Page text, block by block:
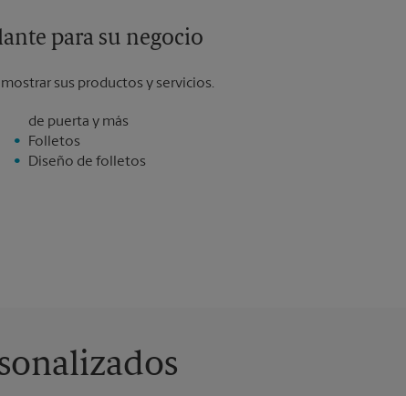
para su negocio
sus productos y servicios.
de puerta y más
Folletos
Diseño de folletos